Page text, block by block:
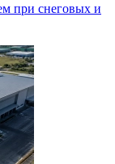
при снеговых и